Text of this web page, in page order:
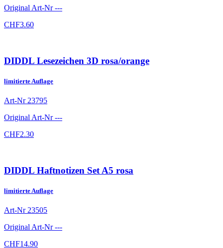
Original Art-Nr---
CHF3.60
DIDDL Lesezeichen 3D rosa/orange
limitierte Auflage
Art-Nr 23795
Original Art-Nr---
CHF2.30
DIDDL Haftnotizen Set A5 rosa
limitierte Auflage
Art-Nr23505
Original Art-Nr---
CHF14.90